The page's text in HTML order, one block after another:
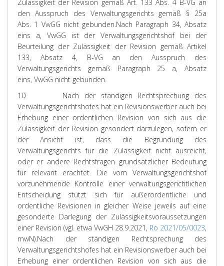
Zulässigkeit der Revision gemäß Art. 133 Abs. 4 B-VG an
den Ausspruch des Verwaltungsgerichts gemäß § 25a
Abs. 1 VwGG nicht gebunden.Nach Paragraph 34, Absatz
eins a, VwGG ist der Verwaltungsgerichtshof bei der
Beurteilung der Zulässigkeit der Revision gemäß Artikel
133, Absatz 4, B-VG an den Ausspruch des
Verwaltungsgerichts gemäß Paragraph 25 a, Absatz
eins, VwGG nicht gebunden.
10 Nach der ständigen Rechtsprechung des
Verwaltungsgerichtshofes hat ein Revisionswerber auch bei
Erhebung einer ordentlichen Revision von sich aus die
Zulässigkeit der Revision gesondert darzulegen, sofern er
der Ansicht ist, dass die Begründung des
Verwaltungsgerichts für die Zulässigkeit nicht ausreicht,
oder er andere Rechtsfragen grundsätzlicher Bedeutung
für relevant erachtet. Die vom Verwaltungsgerichtshof
vorzunehmende Kontrolle einer verwaltungsgerichtlichen
Entscheidung stützt sich für außerordentliche und
ordentliche Revisionen in gleicher Weise jeweils auf eine
gesonderte Darlegung der Zulässigkeitsvoraussetzungen
einer Revision (vgl. etwa VwGH 28.9.2021, Ro 2021/05/0023,
mwN).Nach der ständigen Rechtsprechung des
Verwaltungsgerichtshofes hat ein Revisionswerber auch bei
Erhebung einer ordentlichen Revision von sich aus die